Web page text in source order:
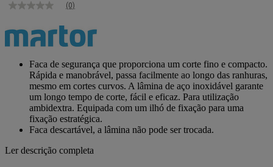
Sem
de
classificação
Link
mesma
página.
(0)
Faca de segurança que proporciona um corte fino e compacto.
Rápida e manobrável, passa facilmente ao longo das ranhuras,
mesmo em cortes curvos. A lâmina de aço inoxidável garante
um longo tempo de corte, fácil e eficaz. Para utilização
ambidextra. Equipada com um ilhó de fixação para uma
fixação estratégica.
Faca descartável, a lâmina não pode ser trocada.
Ler descrição completa